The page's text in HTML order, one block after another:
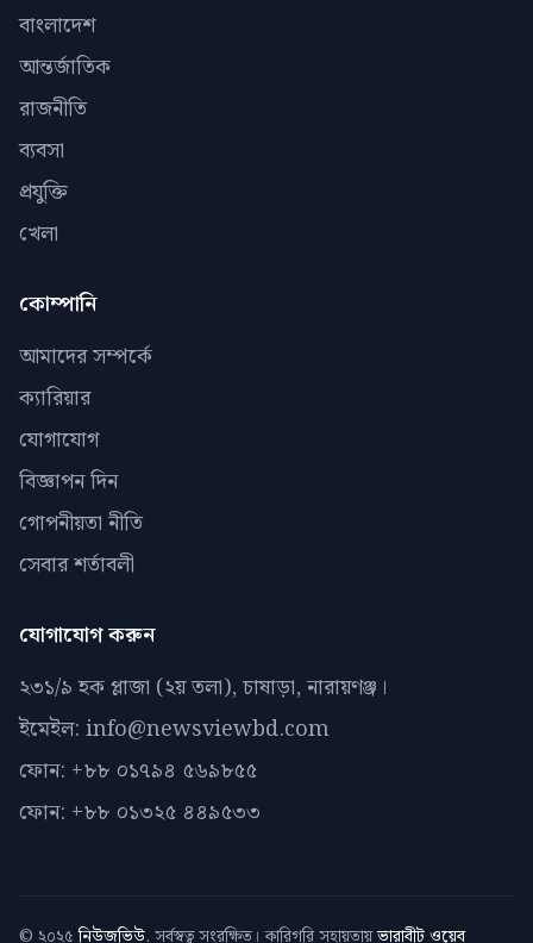
বাংলাদেশ
আন্তর্জাতিক
রাজনীতি
ব্যবসা
প্রযুক্তি
খেলা
কোম্পানি
আমাদের সম্পর্কে
ক্যারিয়ার
যোগাযোগ
বিজ্ঞাপন দিন
গোপনীয়তা নীতি
সেবার শর্তাবলী
যোগাযোগ করুন
২৩১/৯ হক প্লাজা (২য় তলা), চাষাড়া, নারায়ণঞ্জ।
ইমেইল: info@newsviewbd.com
ফোন: +৮৮ ০১৭৯৪ ৫৬৯৮৫৫
ফোন: +৮৮ ০১৩২৫ ৪৪৯৫৩৩
© ২০২৫ নিউজভিউ. সর্বস্বত্ব সংরক্ষিত। কারিগরি সহায়তায়ভারাবীট ওয়েব